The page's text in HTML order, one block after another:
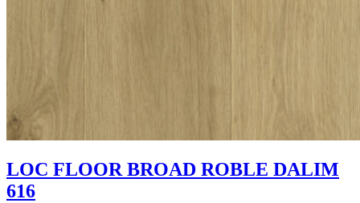
LOC FLOOR BROAD ROBLE DALIM
616